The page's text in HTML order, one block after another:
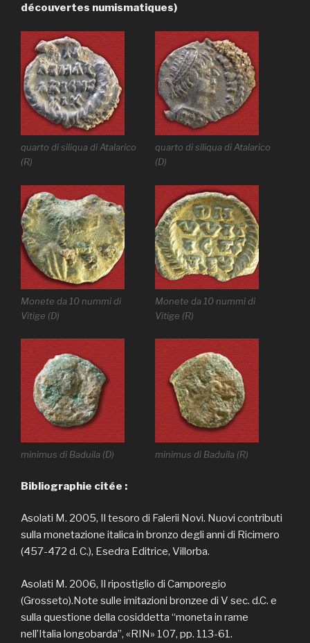
découvertes numismatiques)
quarto di siliqua di Atalarico
(R)
quarto di siliqua di Atalarico
(D)
Monete da 10 nummi di
Vitige (D)
Monete da 10 nummi di
Vitige (R)
minimus di Baduila (D) minimus di Baduila (R)
Bibliographie citée :
Asolati M. 2005, Il tesoro di Falerii Novi. Nuovi contributi
sulla monetazione italica in bronzo degli anni di Ricimero
(457-472 d. C.), Esedra Editrice, Villorba.
Asolati M. 2006, Il ripostiglio di Camporegio
(Grosseto).Note sulle imitazioni bronzee di V sec. d.C. e
sulla questione della cosiddetta “moneta in rame
nell’Italia longobarda”, «RIN» 107, pp. 113-61.